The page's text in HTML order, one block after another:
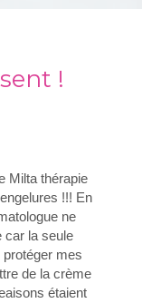
!
dire de la
! Mais
puits de
à toutes
le bout des
par ce
minutes de
Milta thérapie
!!! En
ne
car la seule
mes
de la crème
étaient
consolidation
de
proposé
magnétique
de même
de
efficaces
MINCEUR
pour vos